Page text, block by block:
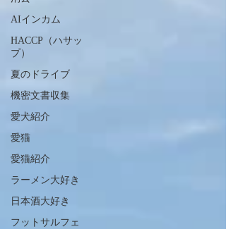
AIインカム
HACCP（ハサッ
プ）
夏のドライブ
機密文書収集
愛犬紹介
愛猫
愛猫紹介
ラーメン大好き
日本酒大好き
フットサルフェ